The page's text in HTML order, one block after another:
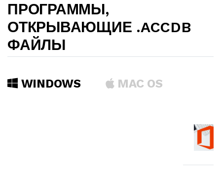
ПРОГРАММЫ,
ОТКРЫВАЮЩИЕ .ACCDB
ФАЙЛЫ
WINDOWS MAC OS